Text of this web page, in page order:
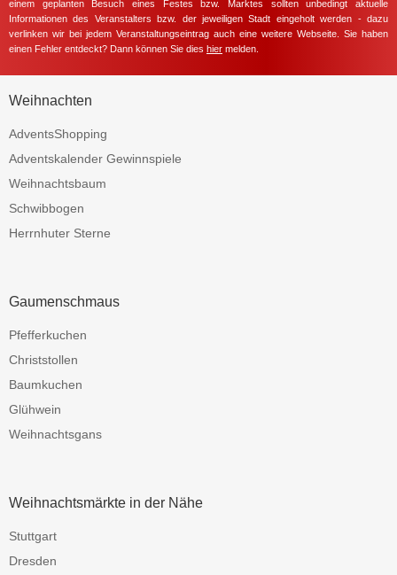
einem geplanten Besuch eines Festes bzw. Marktes sollten unbedingt aktuelle
Informationen des Veranstalters bzw. der jeweiligen Stadt eingeholt werden - dazu
verlinken wir bei jedem Veranstaltungseintrag auch eine weitere Webseite. Sie haben
einen Fehler entdeckt? Dann können Sie dies hier melden.
Weihnachten
AdventsShopping
Adventskalender Gewinnspiele
Weihnachtsbaum
Schwibbogen
Herrnhuter Sterne
Gaumenschmaus
Pfefferkuchen
Christstollen
Baumkuchen
Glühwein
Weihnachtsgans
Weihnachtsmärkte in der Nähe
Stuttgart
Dresden